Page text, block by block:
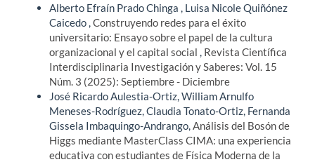
Alberto Efraín Prado Chinga , Luisa Nicole Quiñónez
Caicedo , Construyendo redes para el éxito
universitario: Ensayo sobre el papel de la cultura
organizacional y el capital social
Revista Científica
Interdisciplinaria Investigación y Saberes: Vol. 15
Núm. 3 (2025): Septiembre - Diciembre
José Ricardo Aulestia-Ortiz, William Arnulfo
Meneses-Rodríguez, Claudia Tonato-Ortiz, Fernanda
Gissela Imbaquingo-Andrango, Análisis del Bosón de
Higgs mediante MasterClass CIMA: una experiencia
educativa con estudiantes de Física Moderna de la